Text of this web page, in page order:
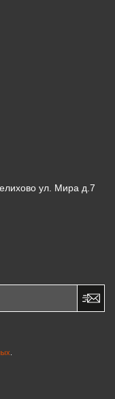
ул. Мира д.7